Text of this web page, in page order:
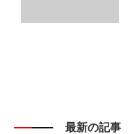
最新の記事